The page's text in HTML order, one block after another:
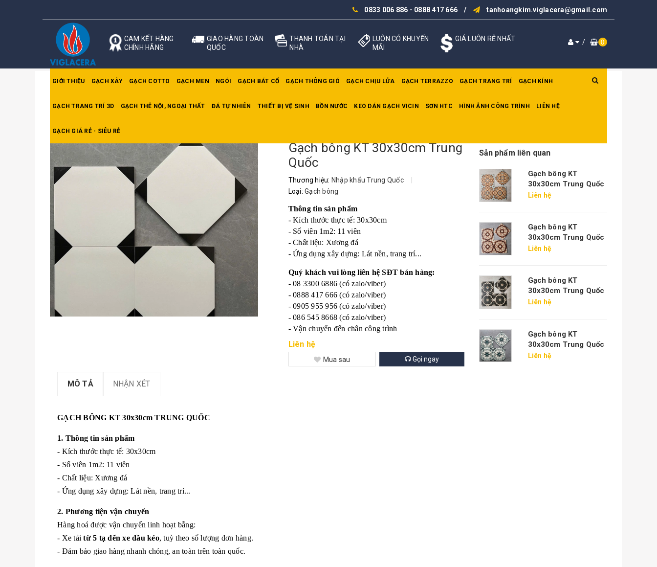
0833 006 886 - 0888 417 666 / tanhoangkim.viglacera@gmail.com
CAM KẾT HÀNG
CHÍNH HÃNG
GIAO HÀNG TOÀN
QUỐC
THANH TOÁN TẠI
NHÀ
LUÔN CÓ KHUYẾN
MÃI
GIÁ LUÔN RẺ NHẤT / 0
GIỚI THIỆU GẠCH XÂY GẠCH COTTO GẠCH MEN NGÓI GẠCH BÁT CỔ GẠCH THÔNG GIÓ GẠCH CHỊU LỬA GẠCH TERRAZZO GẠCH TRANG TRÍ GẠCH KÍNH
GẠCH TRANG TRÍ 3D GẠCH THẺ NỘI, NGOẠI THẤT ĐÁ TỰ NHIÊN THIẾT BỊ VỆ SINH BỒN NƯỚC KEO DÁN GẠCH VICIN SƠN HTC HÌNH ẢNH CÔNG TRÌNH LIÊN HỆ
GẠCH GIÁ RẺ - SIÊU RẺ
Trang chủ Gạch bông Gạch bông KT 30x30cm Trung Quốc
Gạch bông KT 30x30cm Trung
Quốc
Thương hiệu: Nhập khẩu Trung Quốc
Loại: Gạch bông
Thông tin sản phẩm
- Kích thước thực tế: 30x30cm
- Số viên 1m2: 11 viên
- Chất liệu: Xương đá
- Ứng dụng xây dựng: Lát nền, trang trí...
Quý khách vui lòng liên hệ SĐT bán hàng:
- 08 3300 6886 (có zalo/viber)
- 0888 417 666 (có zalo/viber)
- 0905 955 956 (có zalo/viber)
- 086 545 8668 (có zalo/viber)
- Vận chuyển đến chân công trình
Liên hệ
Mua sau Gọi ngay
Sản phẩm liên quan
Gạch bông KT
30x30cm Trung Quốc
Liên hệ
Gạch bông KT
30x30cm Trung Quốc
Liên hệ
Gạch bông KT
30x30cm Trung Quốc
Liên hệ
Gạch bông KT
30x30cm Trung Quốc
Liên hệ
MÔ TẢ NHẬN XÉT
GẠCH BÔNG KT 30x30cm TRUNG QUỐC
1. Thông tin sản phẩm
- Kích thước thực tế: 30x30cm
- Số viên 1m2: 11 viên
- Chất liệu: Xương đá
- Ứng dụng xây dựng: Lát nền, trang trí...
2. Phương tiện vận chuyển
Hàng hoá được vận chuyển linh hoạt bằng:
- Xe tảitừ 5 tạ đến xe đầu kéo, tuỳ theo số lượng đơn hàng.
- Đảm bảo giao hàng nhanh chóng, an toàn trên toàn quốc.